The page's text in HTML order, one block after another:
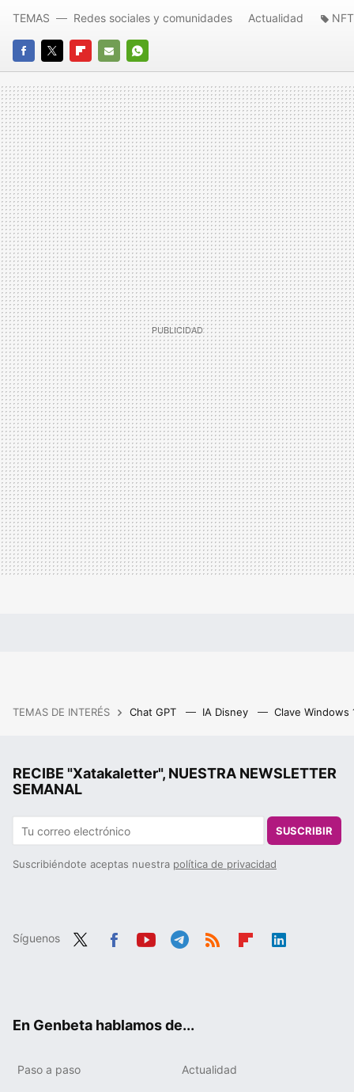
FACEBOOK
TWITTERFLIPBOARD
E-
MAIL
WHATSAPP
TEMAS Redes sociales y comunidades Actualidad NFT
TEMAS DE INTERÉS Chat GPT IA Disney Clave Windows
RECIBE "Xatakaletter", NUESTRA NEWSLETTER
SEMANAL
SUSCRIBIR
Suscribiéndote aceptas nuestra política de privacidad
Síguenos
En Genbeta hablamos de...
Paso a paso Actualidad